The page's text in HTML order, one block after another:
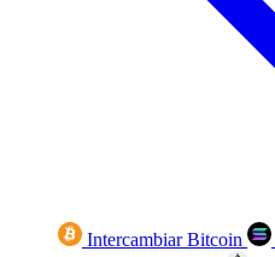
Intercambiar Bitcoin